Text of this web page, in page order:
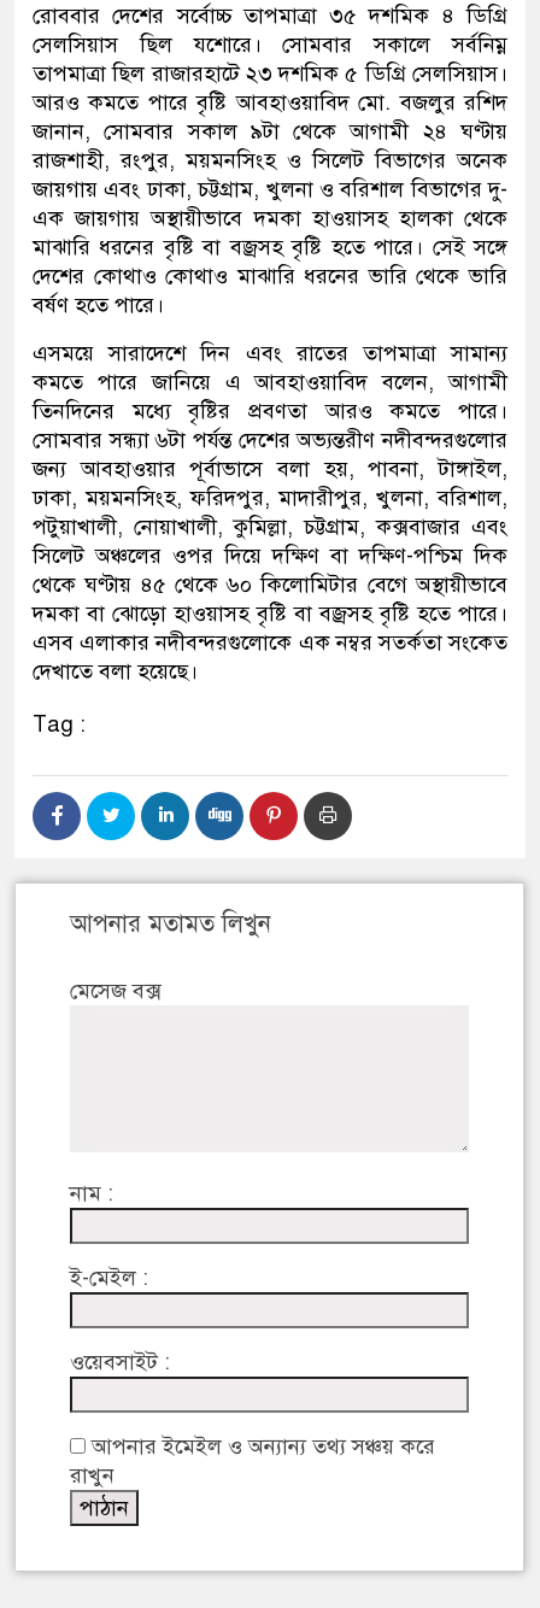
রোববার দেশের সর্বোচ্চ তাপমাত্রা ৩৫ দশমিক ৪ ডিগ্রি
সেলসিয়াস ছিল যশোরে। সোমবার সকালে সর্বনিম্ন
তাপমাত্রা ছিল রাজারহাটে ২৩ দশমিক ৫ ডিগ্রি সেলসিয়াস।
আরও কমতে পারে বৃষ্টি আবহাওয়াবিদ মো. বজলুর রশিদ
জানান, সোমবার সকাল ৯টা থেকে আগামী ২৪ ঘণ্টায়
রাজশাহী, রংপুর, ময়মনসিংহ ও সিলেট বিভাগের অনেক
জায়গায় এবং ঢাকা, চট্টগ্রাম, খুলনা ও বরিশাল বিভাগের দু-
এক জায়গায় অস্থায়ীভাবে দমকা হাওয়াসহ হালকা থেকে
মাঝারি ধরনের বৃষ্টি বা বজ্রসহ বৃষ্টি হতে পারে। সেই সঙ্গে
দেশের কোথাও কোথাও মাঝারি ধরনের ভারি থেকে ভারি
বর্ষণ হতে পারে।
এসময়ে সারাদেশে দিন এবং রাতের তাপমাত্রা সামান্য
কমতে পারে জানিয়ে এ আবহাওয়াবিদ বলেন, আগামী
তিনদিনের মধ্যে বৃষ্টির প্রবণতা আরও কমতে পারে।
সোমবার সন্ধ্যা ৬টা পর্যন্ত দেশের অভ্যন্তরীণ নদীবন্দরগুলোর
জন্য আবহাওয়ার পূর্বাভাসে বলা হয়, পাবনা, টাঙ্গাইল,
ঢাকা, ময়মনসিংহ, ফরিদপুর, মাদারীপুর, খুলনা, বরিশাল,
পটুয়াখালী, নোয়াখালী, কুমিল্লা, চট্টগ্রাম, কক্সবাজার এবং
সিলেট অঞ্চলের ওপর দিয়ে দক্ষিণ বা দক্ষিণ-পশ্চিম দিক
থেকে ঘণ্টায় ৪৫ থেকে ৬০ কিলোমিটার বেগে অস্থায়ীভাবে
দমকা বা ঝোড়ো হাওয়াসহ বৃষ্টি বা বজ্রসহ বৃষ্টি হতে পারে।
এসব এলাকার নদীবন্দরগুলোকে এক নম্বর সতর্কতা সংকেত
দেখাতে বলা হয়েছে।
Tag :
আপনার মতামত লিখুন
মেসেজ বক্স
নাম :
ই-মেইল :
ওয়েবসাইট :
আপনার ইমেইল ও অন্যান্য তথ্য সঞ্চয় করে
রাখুন